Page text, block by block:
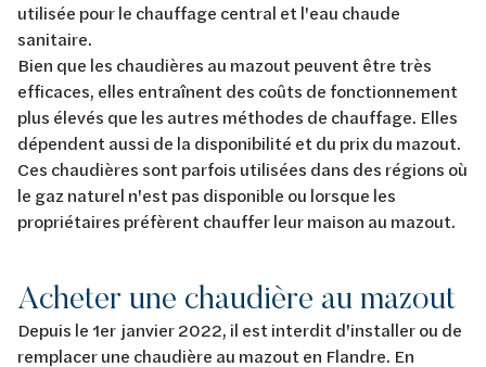
utilisée pour le chauffage central et l'eau chaude
sanitaire.
Bien que les chaudières au mazout peuvent être très
efficaces, elles entraînent des coûts de fonctionnement
plus élevés que les autres méthodes de chauffage. Elles
dépendent aussi de la disponibilité et du prix du mazout.
Ces chaudières sont parfois utilisées dans des régions où
le gaz naturel n'est pas disponible ou lorsque les
propriétaires préfèrent chauffer leur maison au mazout.
Acheter une chaudière au mazout
Depuis le 1er janvier 2022, il est interdit d'installer ou de
remplacer une chaudière au mazout en Flandre. En